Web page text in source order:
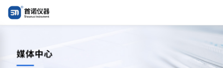
16928 \u7684\u89e3\u8bfb"